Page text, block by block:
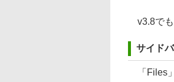
v3.8でも
サイド
「Files